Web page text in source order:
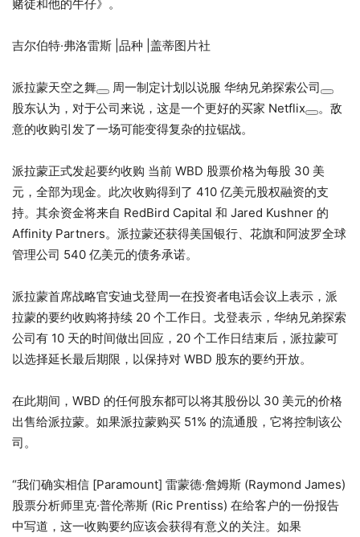
赌徒和他的牛仔》。
吉尔伯特·弗洛雷斯 |品种 |盖蒂图片社
派拉蒙天空之舞 周一制定计划以说服 华纳兄弟探索公司
股东认为，对于公司来说，这是一个更好的买家 Netflix
。敌
意的收购引发了一场可能变得复杂的拉锯战。
派拉蒙正式发起要约收购 当前 WBD 股票价格为每股 30 美
元，全部为现金。此次收购得到了 410 亿美元股权融资的支
持。其余资金将来自 RedBird Capital 和 Jared Kushner 的
Affinity Partners。派拉蒙还获得美国银行、花旗和阿波罗全球
管理公司 540 亿美元的债务承诺。
派拉蒙首席战略官安迪戈登周一在投资者电话会议上表示，派
拉蒙的要约收购将持续 20 个工作日。戈登表示，华纳兄弟探索
公司有 10 天的时间做出回应，20 个工作日结束后，派拉蒙可
以选择延长最后期限，以保持对 WBD 股东的要约开放。
在此期间，WBD 的任何股东都可以将其股份以 30 美元的价格
出售给派拉蒙。如果派拉蒙购买 51% 的流通股，它将控制该公
司。
“我们确实相信 [Paramount] 雷蒙德·詹姆斯 (Raymond James)
股票分析师里克·普伦蒂斯 (Ric Prentiss) 在给客户的一份报告
中写道，这一收购要约应该会获得有意义的关注。如果